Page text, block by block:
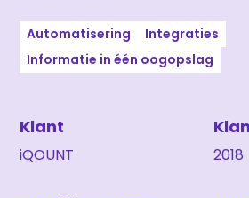
Automatisering
Integraties
Informatie in één oogopslag
Klant
iQOUNT 2018